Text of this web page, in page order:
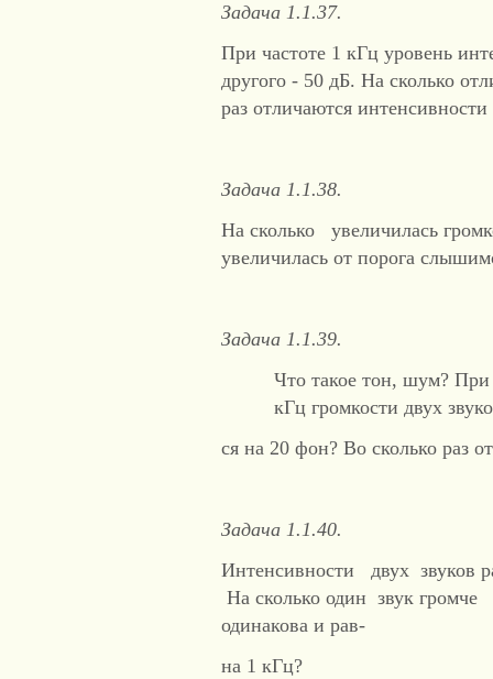
Задача 1.1.37.
При частоте 1 кГц уровень
другого - 50 дБ. На сколько
раз отличаются интенсивности
Задача 1.1.38.
На сколько увеличилась
увеличилась от порога
Задача 1.1.39.
Что такое тон, шум? При
кГц громкости двух
ся на 20 фон? Во сколько раз
Задача 1.1.40.
Интенсивности двух
На сколько один звук громче
одинакова и рав-
на 1 кГц?